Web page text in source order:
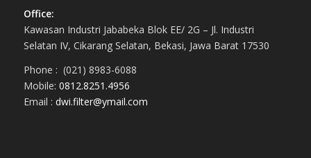
Office:
Kawasan Industri Jababeka Blok EE/ 2G – Jl. Industri
Selatan IV, Cikarang Selatan, Bekasi, Jawa Barat 17530
Phone : (021) 8983-6088
Mobile: 0812.8251.4956
Email : dwi.filter@ymail.com